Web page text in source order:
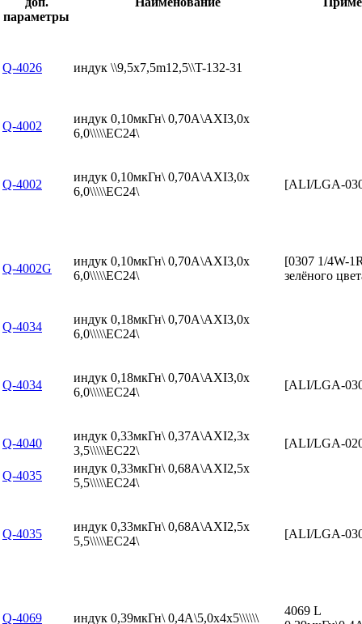
параметры
Q-4026 индук \\9,5x7,5m12,5\\T-132-31
Q-4002
индук 0,10мкГн\ 0,70А\AXI3,0x
6,0\\\\\EC24\
Q-4002
индук 0,10мкГн\ 0,70А\AXI3,0x
6,0\\\\\EC24\
[ALI/LGA-
Q-4002G
индук 0,10мкГн\ 0,70А\AXI3,0x
6,0\\\\\EC24\
[0307 1/4W-
зелёного
Q-4034
индук 0,18мкГн\ 0,70А\AXI3,0x
6,0\\\\\EC24\
Q-4034
индук 0,18мкГн\ 0,70А\AXI3,0x
6,0\\\\\EC24\
[ALI/LGA-
Q-4040
индук 0,33мкГн\ 0,37А\AXI2,3x
3,5\\\\\EC22\
[ALI/LGA-
Q-4035
индук 0,33мкГн\ 0,68А\AXI2,5x
5,5\\\\\EC24\
Q-4035
индук 0,33мкГн\ 0,68А\AXI2,5x
5,5\\\\\EC24\
[ALI/LGA-
Q-4069 индук 0,39мкГн\ 0,4А\5,0x4x5\\\\\\
4069 L